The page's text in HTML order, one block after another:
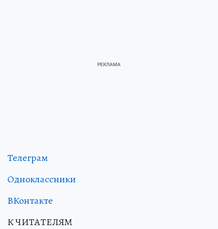
Телеграм
Одноклассники
ВКонтакте
К ЧИТАТЕЛЯМ